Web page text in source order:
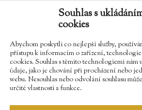
Souhlas s
cookies
Abychom poskytli co nejlepší služby,
přístupu k informacím o zařízení,
cookies. Souhlas s těmito technologiemi nám
údaje, jako je chování při procházení nebo
webu. Nesouhlas nebo odvolání souhlasu
určité vlastnosti a funkce.
zamek.trebesice@volny.cz
602 354 467
Najdete nás na Facebooku
Sledujte náš Instagram